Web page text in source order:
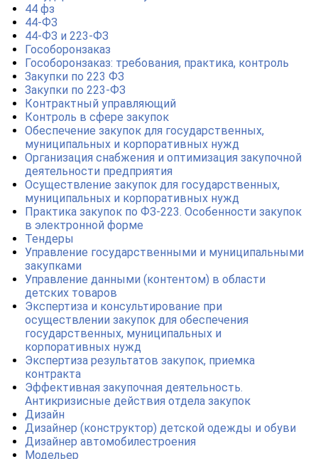
44 фз
44-ФЗ
44-ФЗ и 223-ФЗ
Гособоронзаказ
Гособоронзаказ: требования, практика, контроль
Закупки по 223 ФЗ
Закупки по 223-ФЗ
Контрактный управляющий
Контроль в сфере закупок
Обеспечение закупок для государственных,
муниципальных и корпоративных нужд
Организация снабжения и оптимизация закупочной
деятельности предприятия
Осуществление закупок для государственных,
муниципальных и корпоративных нужд
Практика закупок по ФЗ-223. Особенности закупок
в электронной форме
Тендеры
Управление государственными и муниципальными
закупками
Управление данными (контентом) в области
детских товаров
Экспертиза и консультирование при
осуществлении закупок для обеспечения
государственных, муниципальных и
корпоративных нужд
Экспертиза результатов закупок, приемка
контракта
Эффективная закупочная деятельность.
Антикризисные действия отдела закупок
Дизайн
Дизайнер (конструктор) детской одежды и обуви
Дизайнер автомобилестроения
Модельер